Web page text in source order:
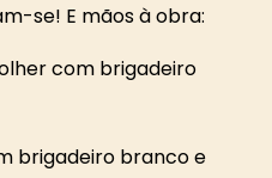
se! E mãos à obra:
com brigadeiro
brigadeiro branco e